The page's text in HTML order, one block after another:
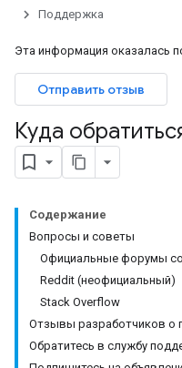
Поддержка
Эта информация оказалась
Отправить отзыв
Куда
Содержание
Вопросы и советы
Официальные форумы
Reddit (неофициальный)
Stack Overflow
Отзывы разработчиков о
Обратитесь в службу